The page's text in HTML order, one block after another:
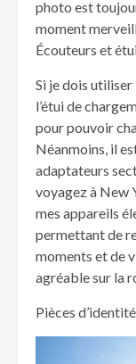
photo est
moment
Écouteurs et
Si je dois utiliser
l’étui de
pour pouvoir
Néanmoins, il
adaptateurs
voyagez à New
mes appareils
permettant de
moments et de
agréable sur la
Pièces